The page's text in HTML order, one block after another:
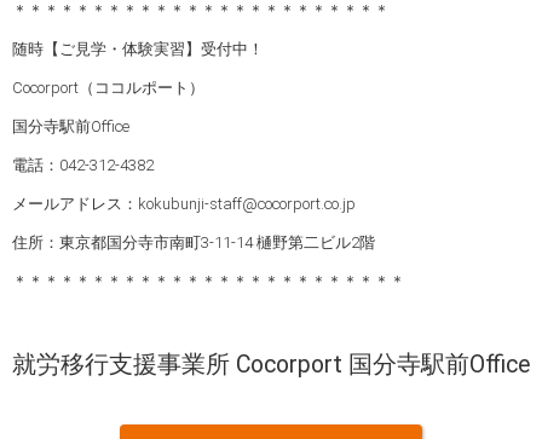
＊＊＊＊＊＊＊＊＊＊＊＊＊＊＊＊＊＊＊＊＊＊＊＊
随時【ご見学・体験実習】受付中！
Cocorport（ココルポート）
国分寺駅前Office
電話：042-312-4382
メールアドレス：kokubunji-staff@cocorport.co.jp
住所：東京都国分寺市南町3-11-14 樋野第二ビル2階
＊＊＊＊＊＊＊＊＊＊＊＊＊＊＊＊＊＊＊＊＊＊＊＊＊
就労移行支援事業所 Cocorport 国分寺駅前Office